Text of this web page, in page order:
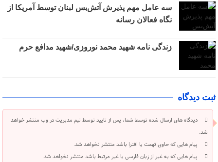
سه عامل مهم پذیرش آتش‌بس لبنان توسط آمریکا از
نگاه فعالان رسانه
زندگی نامه شهید محمد نوروزی/شهید مدافع حرم
ثبت دیدگاه
دیدگاه های ارسال شده توسط شما، پس از تایید توسط تیم مدیریت در وب منتشر خواهد
شد.
پیام هایی که حاوی تهمت یا افترا باشد منتشر نخواهد شد.
پیام هایی که به غیر از زبان فارسی یا غیر مرتبط باشد منتشر نخواهد شد.